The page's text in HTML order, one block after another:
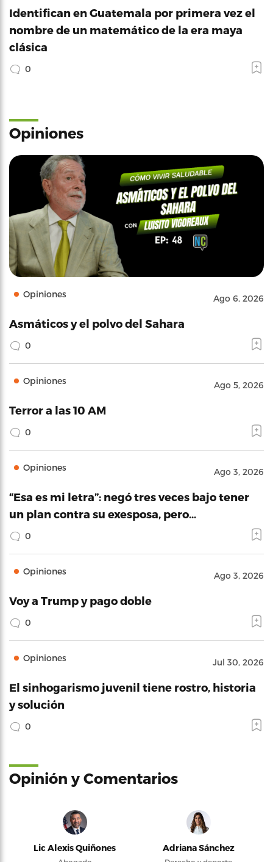
Identifican en Guatemala por primera vez el
nombre de un matemático de la era maya
clásica
0
Opiniones
Opiniones Ago 6, 2026
Asmáticos y el polvo del Sahara
0
Opiniones Ago 5, 2026
Terror a las 10 AM
0
Opiniones Ago 3, 2026
“Esa es mi letra”: negó tres veces bajo tener
un plan contra su exesposa, pero…
0
Opiniones Ago 3, 2026
Voy a Trump y pago doble
0
Opiniones Jul 30, 2026
El sinhogarismo juvenil tiene rostro, historia
y solución
0
Opinión y Comentarios
Lic Alexis Quiñones Adriana Sánchez